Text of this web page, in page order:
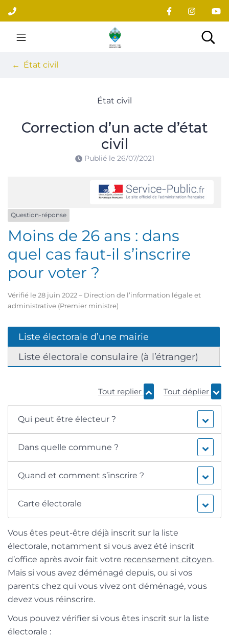
Aller
au
contenu
Site officiel du village
État civil
État civil
Correction d’un acte d’état
civil
Publié le 26/07/2021
Question-réponse
Moins de 26 ans : dans
quel cas faut-il s’inscrire
pour voter ?
Vérifié le 28 juin 2022 – Direction de l’information légale et
administrative (Premier ministre)
Liste électorale d’une mairie
Liste électorale consulaire (à l’étranger)
Tout replier Tout déplier
Qui peut être électeur ?
Dans quelle commune ?
Quand et comment s’inscrire ?
Carte électorale
Vous êtes peut-être déjà inscrit sur la liste
électorale, notamment si vous avez été inscrit
d’office après avoir fait votre recensement citoyen.
Mais si vous avez déménagé depuis, ou si vos
parents chez qui vous vivez ont déménagé, vous
devez vous réinscrire.
Vous pouvez vérifier si vous êtes inscrit sur la liste
électorale :